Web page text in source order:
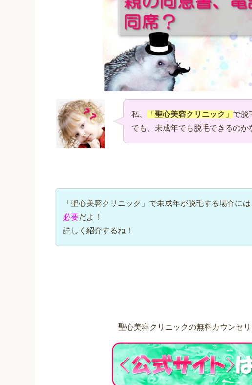
私、 「 聖心美容クリニック 」 で脱
でも、未成年でも脱毛できるのか
「聖心美容クリニック」で未成年が脱毛する場合には
必要だよ！
詳しく紹介するね！
聖心美容クリニックの無料カウンセ